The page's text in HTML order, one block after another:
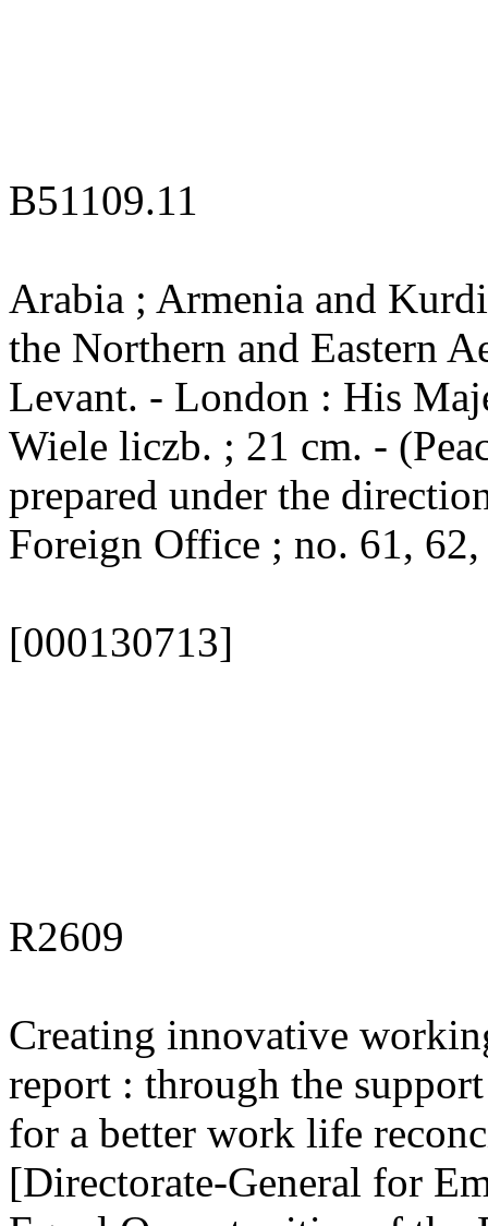
B51109.11
Arabia ; Armenia and
the Northern and Eastern
Levant. - London : His
Wiele liczb. ; 21 cm. -
prepared under the
Foreign Office ; no. 61,
[000130713]
R2609
Creating innovative
report : through the
for a better work life
[Directorate-General for